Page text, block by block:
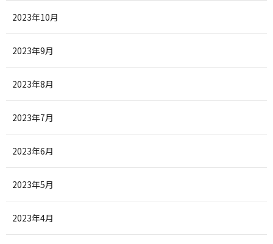
2023年10月
2023年9月
2023年8月
2023年7月
2023年6月
2023年5月
2023年4月